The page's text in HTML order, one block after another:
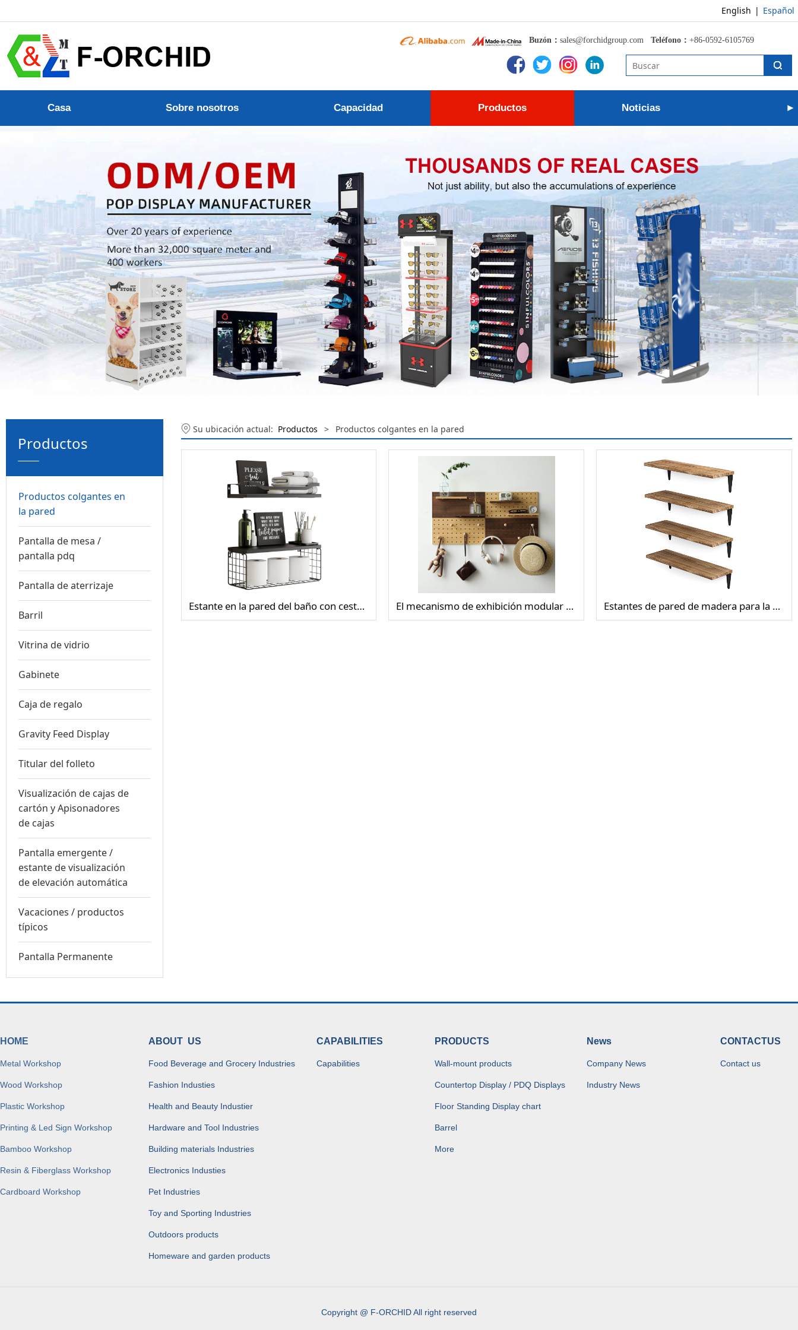
English | Español
Buzón： sales@forchidgroup.com Teléfono： +86-0592-6105769
Casa Sobre nosotros Capacidad Productos Noticias ►
Productos
Productos colgantes en
la pared
Pantalla de mesa /
pantalla pdq
Pantalla de aterrizaje
Barril
Vitrina de vidrio
Gabinete
Caja de regalo
Gravity Feed Display
Titular del folleto
Visualización de cajas de
cartón y Apisonadores
de cajas
Pantalla emergente /
estante de visualización
de elevación automática
Vacaciones / productos
típicos
Pantalla Permanente
Su ubicación actual: Productos > Productos colgantes en la pared
Estante en la pared del baño con cesta de almacenamiento de papel El mecanismo de exhibición modular de la placa de clavos de madera almacena los estantes vinculados a la pared. Estantes de pared de madera para la Organización y almacenamiento de cocinas
HOME
Metal Workshop
Wood Workshop
Plastic Workshop
Printing & Led Sign Workshop
Bamboo Workshop
Resin & Fiberglass Workshop
Cardboard Workshop
ABOUT US
Food Beverage and Grocery Industries
Fashion Industies
Health and Beauty Industier
Hardware and Tool Industries
Building materials Industries
Electronics Industies
Pet Industries
Toy and Sporting Industries
Outdoors products
Homeware and garden products
CAPABILITIES
Capabilities
PRODUCTS
Wall-mount products
Countertop Display / PDQ Displays
Floor Standing Display chart
Barrel
More
News
Company News
Industry News
CONTACTUS
Contact us
Copyright @ F-ORCHID All right reserved